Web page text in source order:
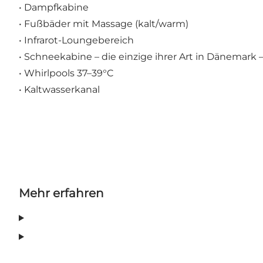
• Dampfkabine
• Fußbäder mit Massage (kalt/warm)
• Infrarot-Loungebereich
• Schneekabine – die einzige ihrer Art in Dänemark
• Whirlpools 37–39°C
• Kaltwasserkanal
Mehr erfahren